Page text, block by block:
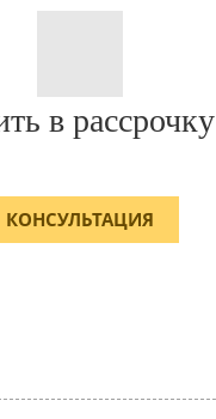
в рассрочку
КОНСУЛЬТАЦИЯ